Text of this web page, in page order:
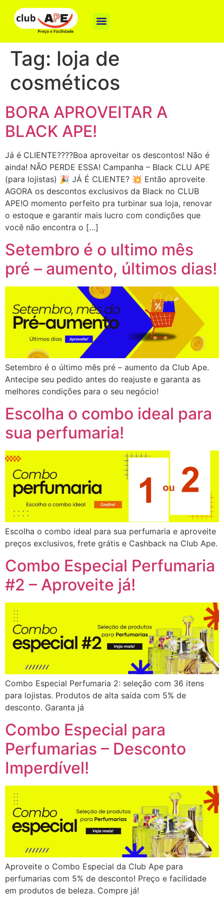
Tag: loja de
cosméticos
BORA APROVEITAR A
BLACK APE!
Já é CLIENTE????Boa aproveitar os descontos! Não é
ainda! NÃO PERDE ESSA! Campanha – Black CLU APE
(para lojistas) 🎉 JÁ É CLIENTE? 💥 Então aproveite
AGORA os descontos exclusivos da Black no CLUB
APE!O momento perfeito pra turbinar sua loja, renovar
o estoque e garantir mais lucro com condições que
você não encontra o […]
Setembro é o ultimo mês
pré – aumento, últimos dias!
Setembro é o último mês pré – aumento da Club Ape.
Antecipe seu pedido antes do reajuste e garanta as
melhores condições para o seu negócio!
Escolha o combo ideal para
sua perfumaria!
Escolha o combo ideal para sua perfumaria e aproveite
preços exclusivos, frete grátis e Cashback na Club Ape.
Combo Especial Perfumaria
#2 – Aproveite já!
Combo Especial Perfumaria 2: seleção com 36 itens
para lojistas. Produtos de alta saída com 5% de
desconto. Garanta já
Combo Especial para
Perfumarias – Desconto
Imperdível!
Aproveite o Combo Especial da Club Ape para
perfumarias com 5% de desconto! Preço e facilidade
em produtos de beleza. Compre já!